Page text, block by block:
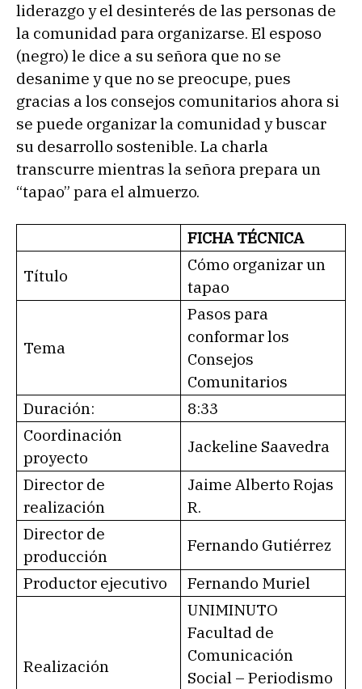
liderazgo y el desinterés de las personas de
la comunidad para organizarse. El esposo
(negro) le dice a su señora que no se
desanime y que no se preocupe, pues
gracias a los consejos comunitarios ahora si
se puede organizar la comunidad y buscar
su desarrollo sostenible. La charla
transcurre mientras la señora prepara un
“tapao” para el almuerzo.
FICHA TÉCNICA
Título
Cómo organizar un
tapao
Tema
Pasos para
conformar los
Consejos
Comunitarios
Duración:
8:33
Coordinación
proyecto
Jackeline Saavedra
Director de
realización
Jaime Alberto Rojas
R.
Director de
producción
Fernando Gutiérrez
Productor ejecutivo
Fernando Muriel
Realización
UNIMINUTO
Facultad de
Comunicación
Social – Periodismo